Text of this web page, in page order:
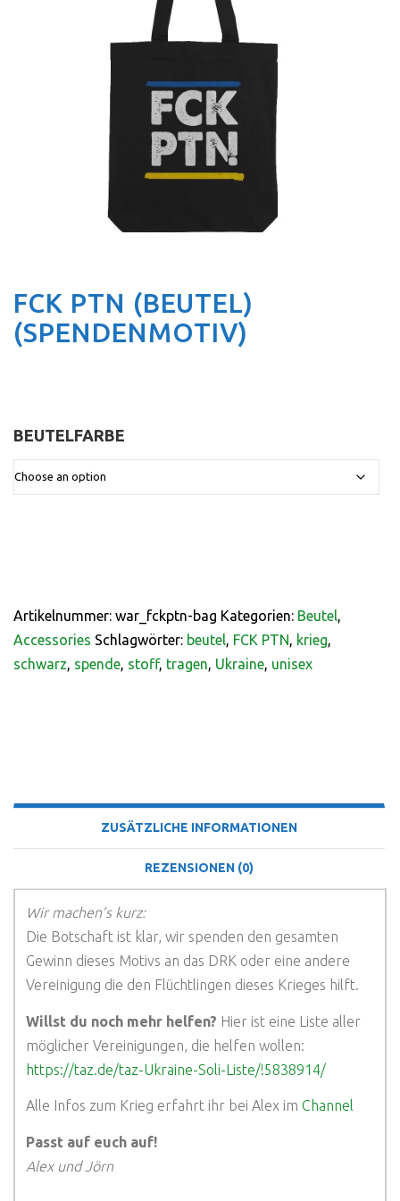
FCK PTN (BEUTEL)
(SPENDENMOTIV)
BEUTELFARBE
Artikelnummer: war_fckptn-bag Kategorien: Beutel
Accessories Schlagwörter: beutel FCK PTN krieg
schwarz spende stoff, tragen Ukraine unisex
ZUSÄTZLICHE INFORMATIONEN
REZENSIONEN (0)
Wir machen’s kurz:
Die Botschaft ist klar, wir spenden den gesamten
Gewinn dieses Motivs an das DRK oder eine andere
Vereinigung die den Flüchtlingen dieses Krieges hilft.
Willst du noch mehr helfen? Hier ist eine Liste aller
möglicher Vereinigungen, die helfen wollen:
https://taz.de/taz-Ukraine-Soli-Liste/!5838914/
Alle Infos zum Krieg erfahrt ihr bei Alex im Channel
Passt auf euch auf!
Alex und Jörn